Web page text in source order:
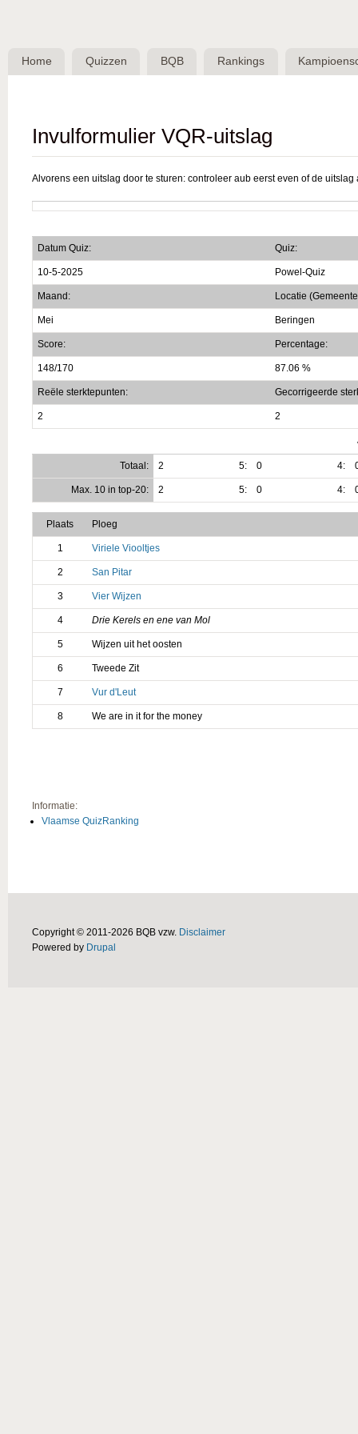
Belgische
QuizBond
Home Quizzen BQB Rankings
Invulformulier VQR-uitslag
Alvorens een uitslag door te sturen: controleer aub eerst even of de
Datum Quiz: Quiz:
10-5-2025 Powel-Quiz
Maand: Locatie
Mei Beringen
Score: Percentage:
148/170 87.06 %
Reële sterktepunten: Gecorrigeerde
2 2
Totaal:
2 5: 0 4:
Max. 10 in top-20: 2 5: 0 4:
Plaats Ploeg
1 Viriele Viooltjes
2 San Pitar
3 Vier Wijzen
4 Drie Kerels en ene van Mol
5 Wijzen uit het oosten
6 Tweede Zit
7 Vur d'Leut
8 We are in it for the money
Informatie:
Vlaamse QuizRanking
Copyright © 2011-2026 BQB vzw. Disclaimer
Powered by Drupal